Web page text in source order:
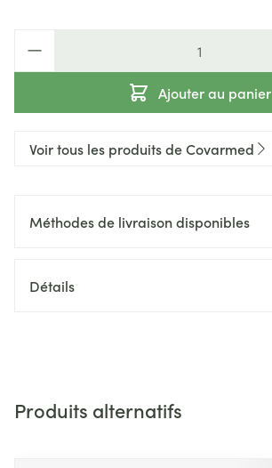
Ajouter au panier
Voir tous les produits de Covarmed
Méthodes de livraison disponibles
Détails
Produits alternatifs